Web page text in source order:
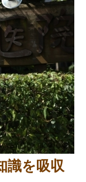
識を吸収